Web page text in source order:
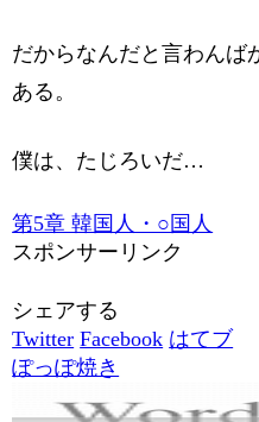
だからなんだと言わんば
ある。
僕は、たじろいだ…
第5章 韓国人・○国人
スポンサーリンク
シェアする
Twitter Facebook はてブ
ぽっぽ焼き